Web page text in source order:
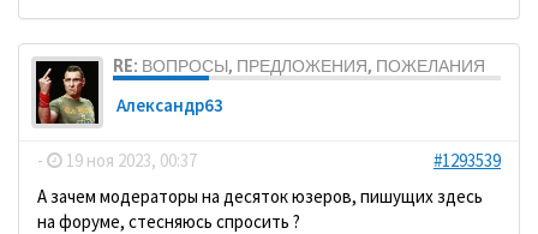
RE: ВОПРОСЫ, ПРЕДЛОЖЕНИЯ, ПОЖЕЛАНИЯ
Александр63
- 19 ноя 2023, 00:37
#1293539
А зачем модераторы на десяток юзеров, пишущих здесь
на форуме, стесняюсь спросить ?